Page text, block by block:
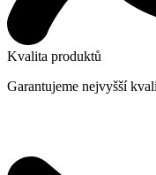
Kvalita produktů
Garantujeme nejvyšší